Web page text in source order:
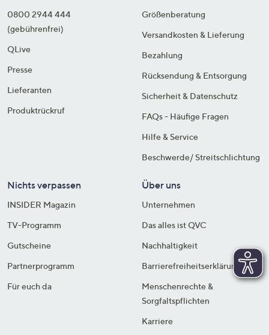
0800 2944 444
(gebührenfrei)
QLive
Presse
Lieferanten
Produktrückruf
Größenberatung
Versandkosten & Lieferung
Bezahlung
Rücksendung & Entsorgung
Sicherheit & Datenschutz
FAQs - Häufige Fragen
Hilfe & Service
Beschwerde/ Streitschlichtung
Nichts verpassen
INSIDER Magazin
TV-Programm
Gutscheine
Partnerprogramm
Für euch da
Über uns
Unternehmen
Das alles ist QVC
Nachhaltigkeit
Barrierefreiheitserklärung
Menschenrechte &
Sorgfaltspflichten
Karriere